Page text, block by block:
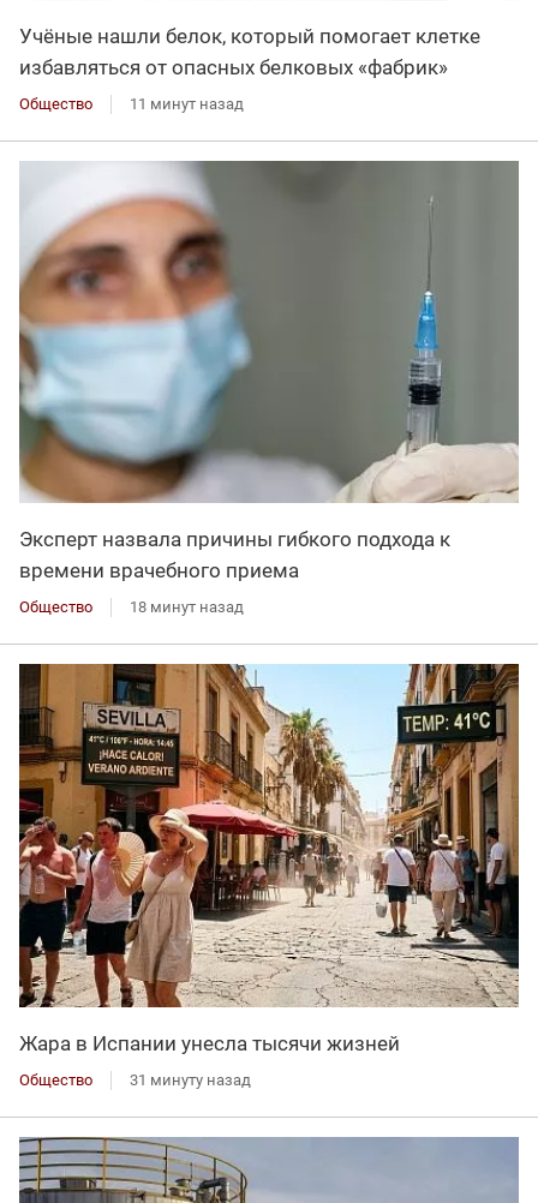
Учёные нашли белок, который помогает клетке
избавляться от опасных белковых «фабрик»
Общество 11 минут назад
Эксперт назвала причины гибкого подхода к
времени врачебного приема
Общество 18 минут назад
Жара в Испании унесла тысячи жизней
Общество 31 минуту назад